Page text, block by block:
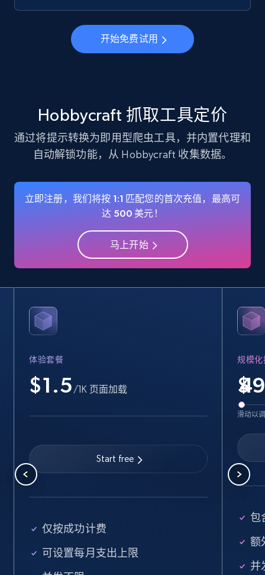
Instagram - Profiles
Account, Fbid, ID, Followers, Posts count, Is
business account, Is professional account, Is
Instagram - Profiles - Collect profile
business account, Is professional account, Is
verified, and more.
3.5K+ 注册使用
Crunchbase companies information
Name, URL, ID, Cb rank, Region, About,
Industries, Operating status, and more.
Searching data by keyword
Name, URL, ID, Cb rank, Region, About,
Industries, Operating status, and more.
开始免费试用
Hobbycraft 抓取工具定价
通过将提示转换为即用型爬虫工具，并内置代理和
自动解锁功能，从 Hobbycraft 收集数据。
立即注册，我们将按 1:1 匹配您的首次充值，最高可
达 500 美元！
马上开始
体验套餐
$1.5 /1K 页面加载
Start free
仅按成功计费
可设置每月支出上限
规模化
$
滑动以
包
额
并